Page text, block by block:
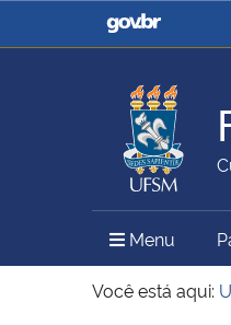
Casa Civil
Ministério da
Pecuária e
Ministério do Meio
Menu
Você está aqui: